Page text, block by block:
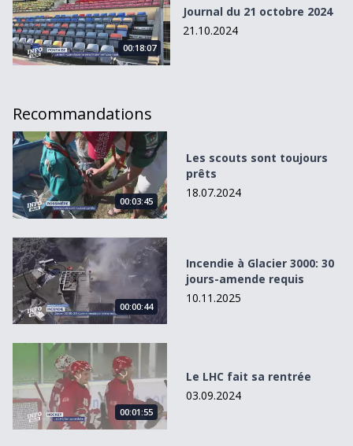
00:18:07
Journal du 21 octobre 2024
21.10.2024
Recommandations
Les scouts sont toujours prêts
00:03:45
Les scouts sont toujours
prêts
18.07.2024
Incendie à Glacier 3000: 30 jours-amende requis
00:00:44
Incendie à Glacier 3000: 30
jours-amende requis
10.11.2025
Le LHC fait sa rentrée
00:01:55
Le LHC fait sa rentrée
03.09.2024